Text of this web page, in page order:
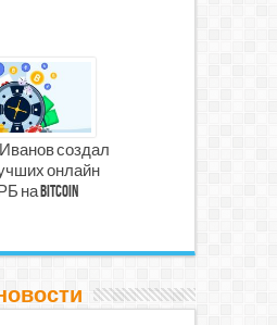
создал
онлайн
на Bitcoin